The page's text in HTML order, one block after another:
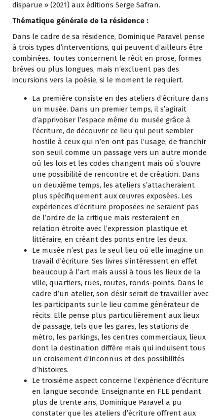
disparue » (2021) aux éditions Serge Safran.
Thématique générale de la résidence :
Dans le cadre de sa résidence, Dominique Paravel pense
à trois types d’interventions, qui peuvent d’ailleurs être
combinées. Toutes concernent le récit en prose, formes
brèves ou plus longues, mais n’excluent pas des
incursions vers la poésie, si le moment le requiert.
La première consiste en des ateliers d’écriture dans
un musée. Dans un premier temps, il s’agirait
d’apprivoiser l’espace même du musée grâce à
l’écriture, de découvrir ce lieu qui peut sembler
hostile à ceux qui n’en ont pas l’usage, de franchir
son seuil comme un passage vers un autre monde
où les lois et les codes changent mais où s’ouvre
une possibilité de rencontre et de création. Dans
un deuxième temps, les ateliers s’attacheraient
plus spécifiquement aux œuvres exposées. Les
expériences d’écriture proposées ne seraient pas
de l’ordre de la critique mais resteraient en
relation étroite avec l’expression plastique et
littéraire, en créant des ponts entre les deux.
Le musée n’est pas le seul lieu où elle imagine un
travail d’écriture. Ses livres s’intéressent en effet
beaucoup à l’art mais aussi à tous les lieux de la
ville, quartiers, rues, routes, ronds-points. Dans le
cadre d’un atelier, son désir serait de travailler avec
les participants sur le lieu comme générateur de
récits. Elle pense plus particulièrement aux lieux
de passage, tels que les gares, les stations de
métro, les parkings, les centres commerciaux, lieux
dont la destination diffère mais qui induisent tous
un croisement d’inconnus et des possibilités
d’histoires.
Le troisième aspect concerne l’expérience d’écriture
en langue seconde. Enseignante en FLE pendant
plus de trente ans, Dominique Paravel a pu
constater que les ateliers d’écriture offrent aux